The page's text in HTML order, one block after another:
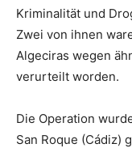
Kriminalität und
Zwei von ihnen
Algeciras wegen
verurteilt worden.
Die Operation
San Roque (Cádiz)